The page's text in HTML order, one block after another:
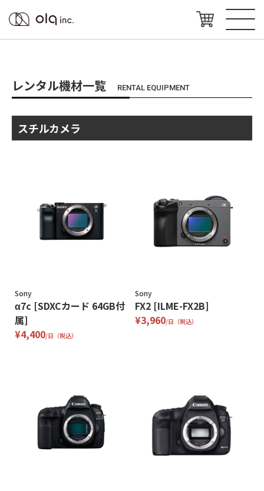
レンタル機材一覧 RENTAL EQUIPMENT
スチルカメラ
Sony
α7c [SDXCカード 64GB付
属]
¥4,400/日（税込）
Sony
FX2 [ILME-FX2B]
¥3,960/日（税込）